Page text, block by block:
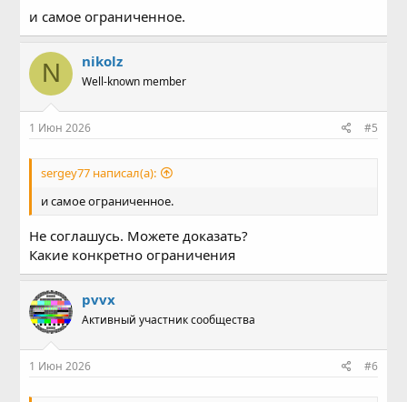
и самое ограниченное.
N nikolz
Well-known member
1 Июн 2026 #5
sergey77 написал(а):
и самое ограниченное.
Не соглашусь. Можете доказать?
Какие конкретно ограничения
pvvx
Активный участник сообщества
1 Июн 2026 #6